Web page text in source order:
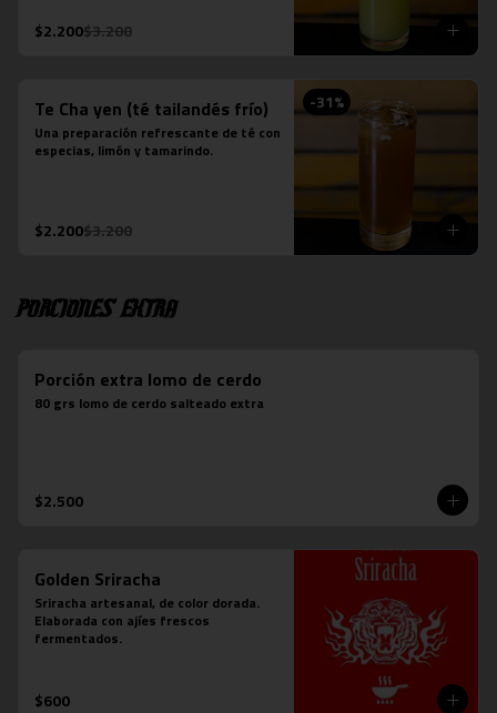
$2.200$3.200
-31%
Te Cha yen (té tailandés frío)
Una preparación refrescante de té con
especias, limón y tamarindo.
$2.200$3.200
Porciones Extra
Porción extra lomo de cerdo
80 grs lomo de cerdo salteado extra
$2.500
Golden Sriracha
Sriracha artesanal, de color dorada.
Elaborada con ajíes frescos
fermentados.
$600